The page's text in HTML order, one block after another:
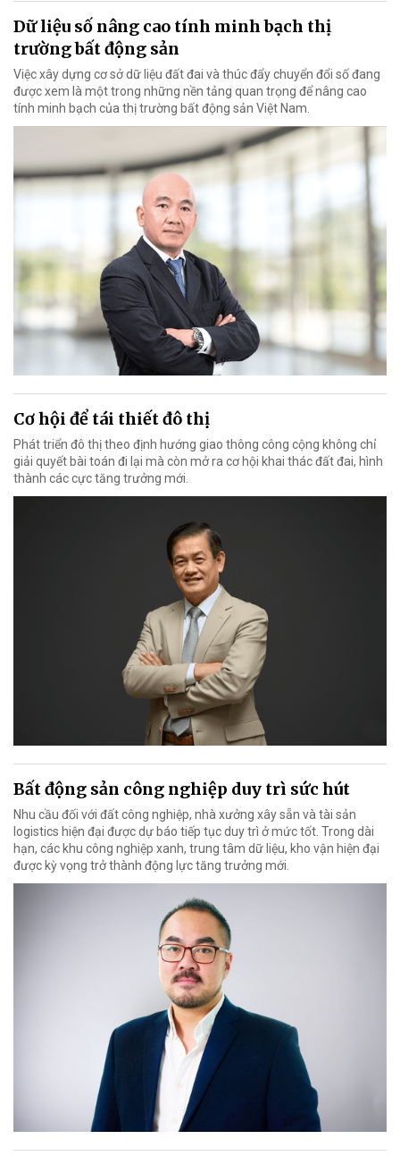
Dữ liệu số nâng cao tính minh bạch thị
trường bất động sản
Việc xây dựng cơ sở dữ liệu đất đai và thúc đẩy chuyển đổi số đang
được xem là một trong những nền tảng quan trọng để nâng cao
tính minh bạch của thị trường bất động sản Việt Nam.
Cơ hội để tái thiết đô thị
Phát triển đô thị theo định hướng giao thông công cộng không chỉ
giải quyết bài toán đi lại mà còn mở ra cơ hội khai thác đất đai, hình
thành các cực tăng trưởng mới.
Bất động sản công nghiệp duy trì sức hút
Nhu cầu đối với đất công nghiệp, nhà xưởng xây sẵn và tài sản
logistics hiện đại được dự báo tiếp tục duy trì ở mức tốt. Trong dài
hạn, các khu công nghiệp xanh, trung tâm dữ liệu, kho vận hiện đại
được kỳ vọng trở thành động lực tăng trưởng mới.